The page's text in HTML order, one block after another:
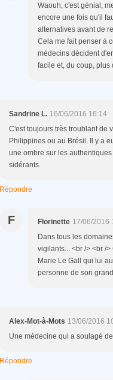
Waouh, c'est génial,
encore une fois qu'il
alternatives avant de
Cela me fait penser à
médecins décident
facile et, du coup,
Sandrine L. 16/06/2016 16:14
C'est toujours très troublant de
Philippines ou au Brésil. Il y a
une ombre sur les
sidérants.
Répondre
F Florinette 17/06/2016
Dans tous les
vigilants... <br /> <br /
Marie Le Gall qui lui
personne de son
Alex-Mot-à-Mots 13/06/2016
Une médecine qui a soulagé
Répondre